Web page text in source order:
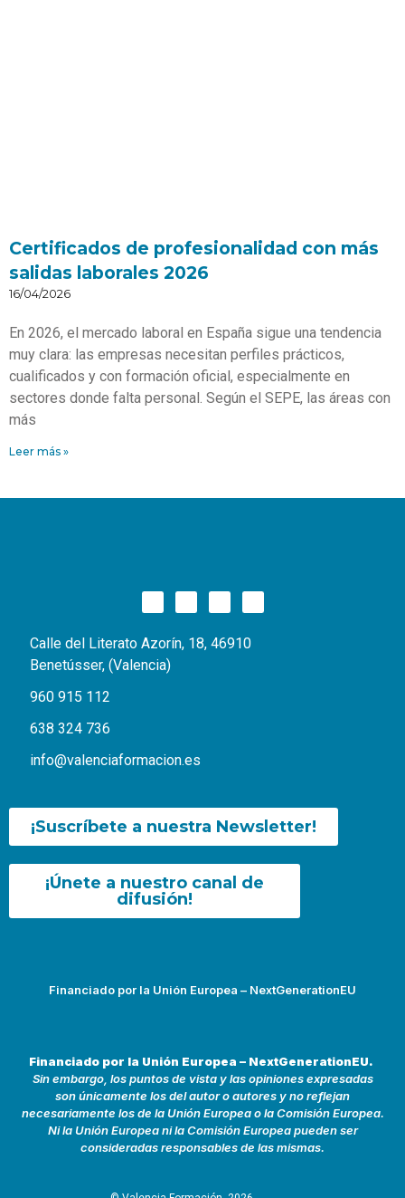
Certificados de profesionalidad con más
salidas laborales 2026
16/04/2026
En 2026, el mercado laboral en España sigue una tendencia
muy clara: las empresas necesitan perfiles prácticos,
cualificados y con formación oficial, especialmente en
sectores donde falta personal. Según el SEPE, las áreas con
más
Leer más »
Calle del Literato Azorín, 18, 46910
Benetússer, (Valencia)
960 915 112
638 324 736
info@valenciaformacion.es
¡Suscríbete a nuestra Newsletter!
¡Únete a nuestro canal de
difusión!
Financiado por la Unión Europea – NextGenerationEU
Financiado por la Unión Europea – NextGenerationEU.
Sin embargo, los puntos de vista y las opiniones expresadas
son únicamente los del autor o autores y no reflejan
necesariamente los de la Unión Europea o la Comisión Europea.
Ni la Unión Europea ni la Comisión Europea pueden ser
consideradas responsables de las mismas.